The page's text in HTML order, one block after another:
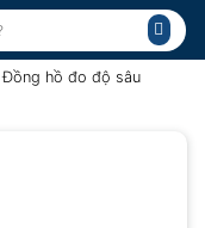
Đồng hồ đo độ sâu